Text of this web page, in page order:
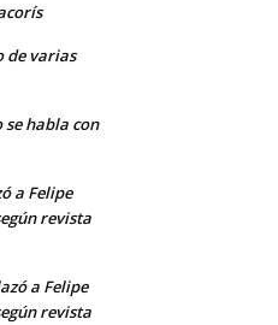
de varias
se habla con
a Felipe
revista
a Felipe
revista